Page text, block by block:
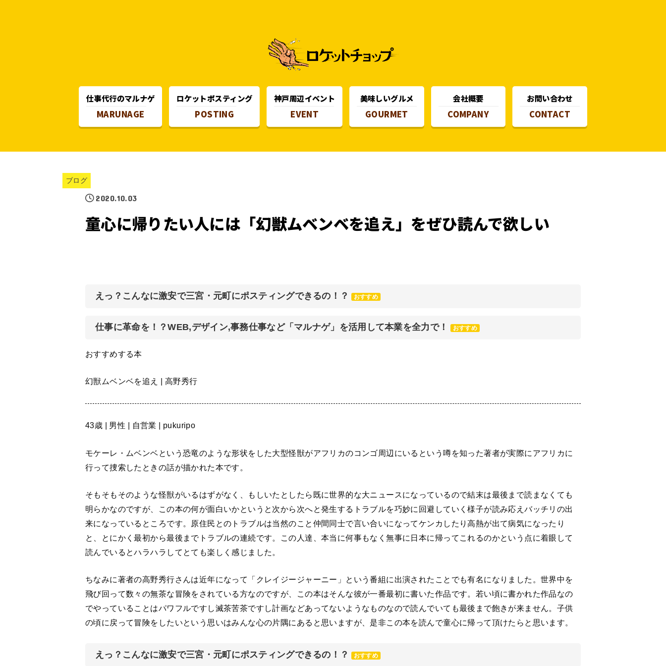
仕事代行のマルナゲ
MARUNAGE
ロケットポスティング
POSTING
神戸周辺イベント
EVENT
美味しいグルメ
GOURMET
会社概要
COMPANY
お問い合わせ
CONTACT
ブログ
2020.10.03
童心に帰りたい人には「幻獣ムベンベを追え」をぜひ読んで欲しい
えっ？こんなに激安で三宮・元町にポスティングできるの！？ おすすめ
仕事に革命を！？WEB,デザイン,事務仕事など「マルナゲ」を活用して本業を全力で！ おすすめ
おすすめする本
幻獣ムベンベを追え | 高野秀行
43歳 | 男性 | 自営業 | pukuripo
モケーレ・ムベンベという恐竜のような形状をした大型怪獣がアフリカのコンゴ周辺にいるという噂を知った著者が実際にアフリカに
行って捜索したときの話が描かれた本です。
そもそもそのような怪獣がいるはずがなく、もしいたとしたら既に世界的な大ニュースになっているので結末は最後まで読まなくても
明らかなのですが、この本の何が面白いかというと次から次へと発生するトラブルを巧妙に回避していく様子が読み応えバッチリの出
来になっているところです。原住民とのトラブルは当然のこと仲間同士で言い合いになってケンカしたり高熱が出て病気になったり
と、とにかく最初から最後までトラブルの連続です。この人達、本当に何事もなく無事に日本に帰ってこれるのかという点に着眼して
読んでいるとハラハラしてとても楽しく感じました。
ちなみに著者の高野秀行さんは近年になって「クレイジージャーニー」という番組に出演されたことでも有名になりました。世界中を
飛び回って数々の無茶な冒険をされている方なのですが、この本はそんな彼が一番最初に書いた作品です。若い頃に書かれた作品なの
でやっていることはパワフルですし滅茶苦茶ですし計画などあってないようなものなので読んでいても最後まで飽きが来ません。子供
の頃に戻って冒険をしたいという思いはみんな心の片隅にあると思いますが、是非この本を読んで童心に帰って頂けたらと思います。
えっ？こんなに激安で三宮・元町にポスティングできるの！？ おすすめ